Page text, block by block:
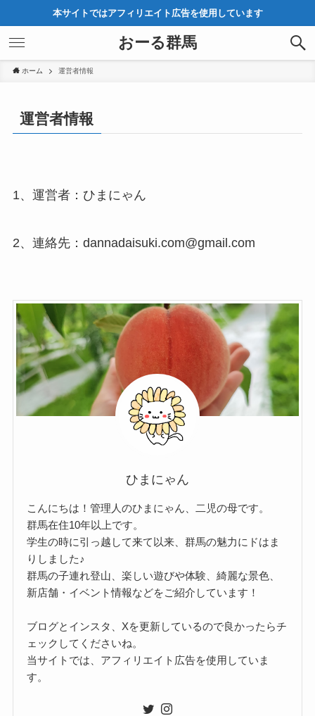
本サイトではアフィリエイト広告を使用しています
おーる群馬
ホーム 運営者情報
運営者情報
1、運営者：ひまにゃん
2、連絡先：dannadaisuki.com@gmail.com
ひまにゃん
こんにちは！管理人のひまにゃん、二児の母です。
群馬在住10年以上です。
学生の時に引っ越して来て以来、群馬の魅力にドはま
りしました♪
群馬の子連れ登山、楽しい遊びや体験、綺麗な景色、
新店舗・イベント情報などをご紹介しています！
ブログとインスタ、Xを更新しているので良かったらチ
ェックしてくださいね。
当サイトでは、アフィリエイト広告を使用していま
す。